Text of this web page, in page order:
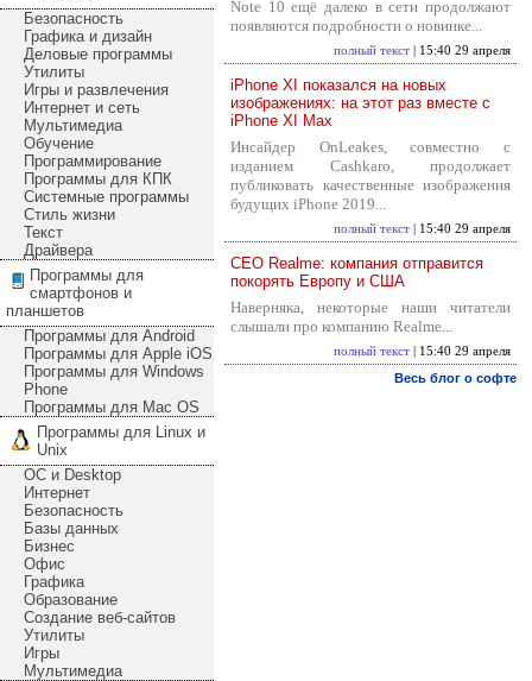
Безопасность
Графика и дизайн
Деловые программы
Утилиты
Игры и развлечения
Интернет и сеть
Мультимедиа
Обучение
Программирование
Программы для КПК
Системные программы
Стиль жизни
Текст
Драйвера
Программы для
смартфонов и
планшетов
Программы для Android
Программы для Apple iOS
Программы для Windows
Phone
Программы для Mac OS
Программы для Linux и
Unix
ОС и Desktop
Интернет
Безопасность
Базы данных
Бизнес
Офис
Графика
Образование
Создание веб-сайтов
Утилиты
Игры
Мультимедиа
Note 10 ещё далеко в сети продолжают
появляются подробности о новинке...
полный текст | 15:40 29 апреля
iPhone XI показался на новых
изображениях: на этот раз вместе с
iPhone XI Max
Инсайдер OnLeakes, совместно с
изданием Cashkaro, продолжает
публиковать качественные изображения
будущих iPhone 2019...
полный текст | 15:40 29 апреля
CEO Realme: компания отправится
покорять Европу и США
Наверняка, некоторые наши читатели
слышали про компанию Realme...
полный текст | 15:40 29 апреля
Весь блог о софте